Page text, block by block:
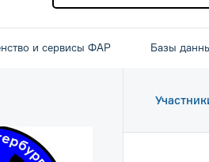
и сервисы ФАР Базы